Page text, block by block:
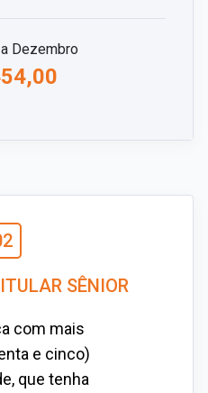
Dezembro
SÊNIOR
com mais
e cinco)
que tenha